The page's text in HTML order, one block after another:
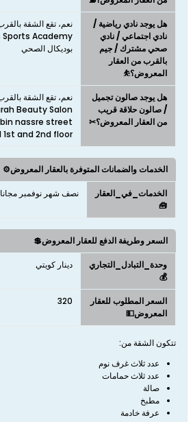
هل يوجد نادي رياضية /
نادي اجتماعي / نادي
صحي مشترك / جيم
بالقرب من العقار
المعروض؟⛹
نعم، تقع الشقة
بوديكال الصحي
هل يوجد صالون تجميل
/ صالون حلاقة قريب
من العقار المعروض؟✂
نعم، تقع الشقة
nassre street
1st and 2nd floor
الخدمات والضمانات المتوفرة بالعقار المعروض⚙️
الخدمات_في_العقار
🧰
نصف شهر نوفمبر مجانا
السعر وطريفة الدفع للعقار المعروض💲
وحدة_التبادل_التجاري
💰
دينار كويتي
السعر المطلوب للعقار
المعروض💵
320
تتكون الشقة من:
عدد ثلاث غرف نوم
عدد ثلاث حمامات
صالة
مطبخ
عرفة خادمة